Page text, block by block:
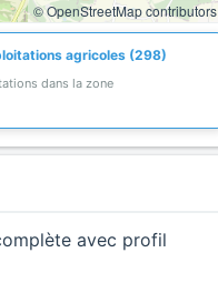
© OpenStreetMap contributors
agricoles (298)
dans la zone
avec profil